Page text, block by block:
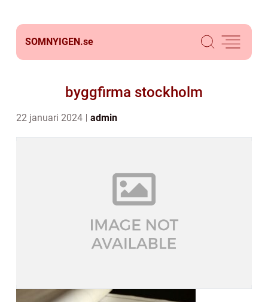
SOMNYIGEN.se
byggfirma stockholm
22 januari 2024 admin